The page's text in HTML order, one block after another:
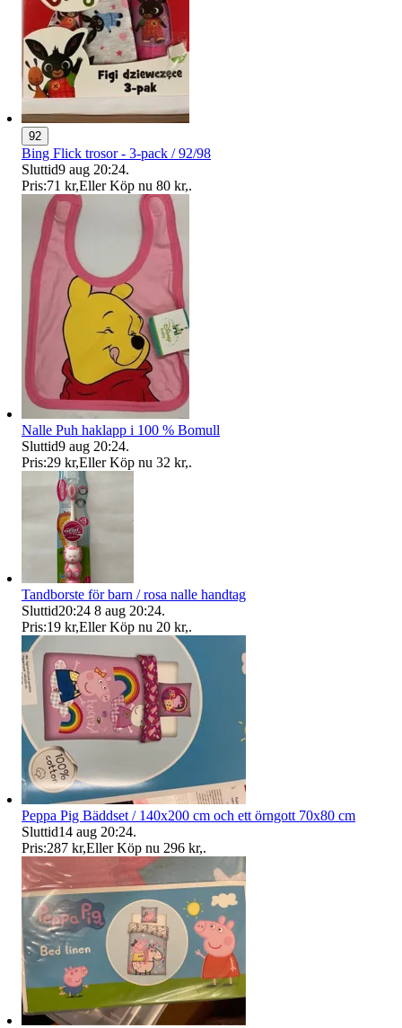
92
Bing Flick trosor - 3-pack / 92/98
Sluttid9 aug 20:24.
Pris:71 kr,Eller Köp nu 80 kr,.
Nalle Puh haklapp i 100 % Bomull
Sluttid9 aug 20:24.
Pris:29 kr,Eller Köp nu 32 kr,.
Tandborste för barn / rosa nalle handtag
Sluttid20:24 8 aug 20:24.
Pris:19 kr,Eller Köp nu 20 kr,.
Peppa Pig Bäddset / 140x200 cm och ett örngott 70x80 cm
Sluttid14 aug 20:24.
Pris:287 kr,Eller Köp nu 296 kr,.